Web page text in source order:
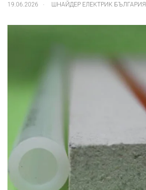
19.06.2026 . ШНАЙДЕР ЕЛЕКТРИК БЪЛГАРИЯ